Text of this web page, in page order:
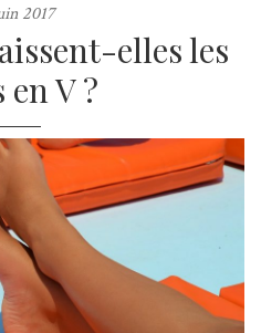
2017
elles les
V ?